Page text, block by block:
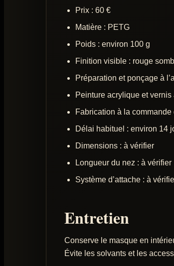
Prix : 60 €
Matière : PETG
Poids : environ 100 g
Finition visible : rouge
Préparation et ponçage à
Peinture acrylique et
Fabrication à la commande
Délai habituel : environ 14
Dimensions : à vérifier
Longueur du nez : à vérifier
Système d’attache : à
Entretien
Conserve le masque en
Évite les solvants et les